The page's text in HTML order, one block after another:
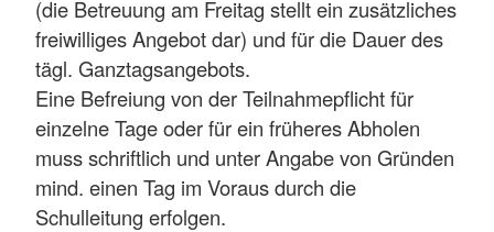
(die Betreuung am Freitag stellt ein zusätzliches
freiwilliges Angebot dar) und für die Dauer des
tägl. Ganztagsangebots.
Eine Befreiung von der Teilnahmepflicht für
einzelne Tage oder für ein früheres Abholen
muss schriftlich und unter Angabe von Gründen
mind. einen Tag im Voraus durch die
Schulleitung erfolgen.